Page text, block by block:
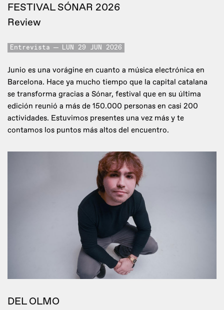
FESTIVAL SÓNAR 2026
Review
Entrevista LUN 29 JUN 2026
Junio es una vorágine en cuanto a música electrónica en
Barcelona. Hace ya mucho tiempo que la capital catalana
se transforma gracias a Sónar, festival que en su última
edición reunió a más de 150.000 personas en casi 200
actividades. Estuvimos presentes una vez más y te
contamos los puntos más altos del encuentro.
DEL OLMO